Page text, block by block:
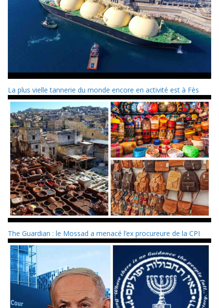
La plus vielle tannerie du monde encore en activité est à Fès
The Guardian : le Mossad a menacé l’ex procureure de la CPI